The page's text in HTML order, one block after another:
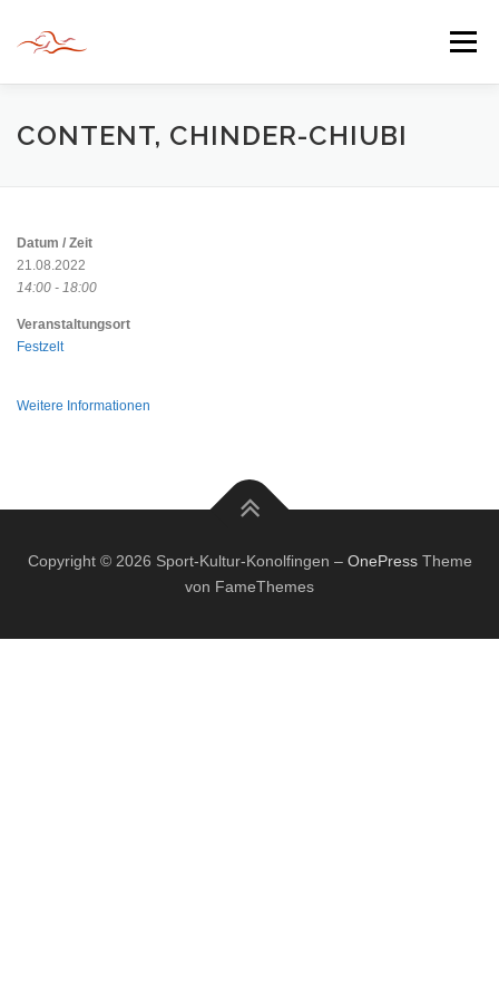
springen
Menü
HERZLICH WILLKOMMEN
INFORMATIONEN
CONTENT, CHINDER-CHIUBI
Datum / Zeit
21.08.2022
14:00 - 18:00
Veranstaltungsort
Festzelt
Weitere Informationen
Copyright © 2026 Sport-Kultur-Konolfingen – OnePressTheme
von FameThemes